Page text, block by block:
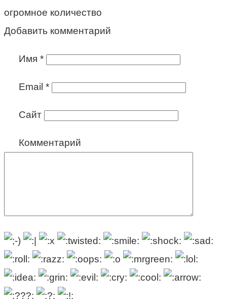
огромное количество
Добавить комментарий
Имя *
Email *
Сайт
Комментарий